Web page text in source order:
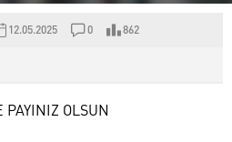
12.05.2025 0 862
PAYINIZ OLSUN